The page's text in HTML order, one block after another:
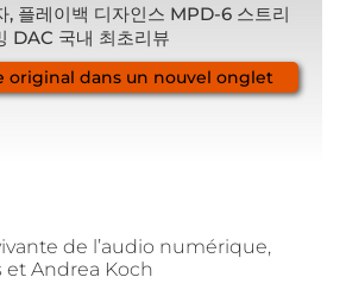
, 플레이백 디자인스 MPD-6 스트리
DAC 국내 최초리뷰
original dans un nouvel onglet
de l’audio numérique,
et Andrea Koch